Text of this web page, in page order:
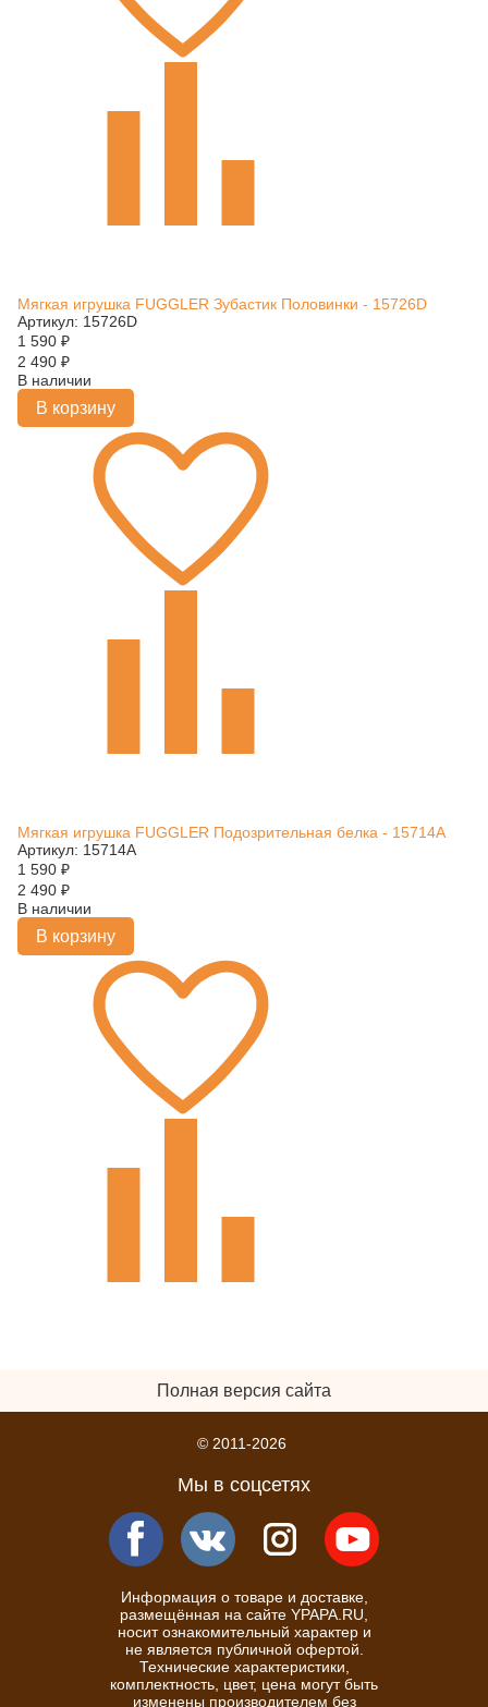
Мягкая игрушка FUGGLER Зубастик Половинки - 15726D
Артикул: 15726D
1 590 ₽
2 490 ₽
В наличии
В корзину
Мягкая игрушка FUGGLER Подозрительная белка - 15714A
Артикул: 15714A
1 590 ₽
2 490 ₽
В наличии
В корзину
Полная версия сайта
© 2011-2026
Мы в соцсетях
Информация о товаре и доставке,
размещённая на сайте YPAPA.RU,
носит ознакомительный характер и
не является публичной офертой.
Технические характеристики,
комплектность, цвет, цена могут быть
изменены производителем без